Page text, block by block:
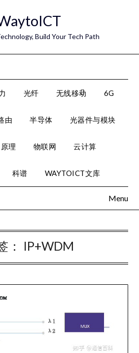
Build Your Tech Path
光纤 无线移动 6G
由 半导体 光器件与模块
原理 物联网 云计算
科谱 WAYTOICT文库
Menu
： IP+WDM